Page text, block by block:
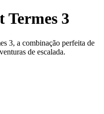
Termes 3
3, a combinação perfeita de
de escalada.